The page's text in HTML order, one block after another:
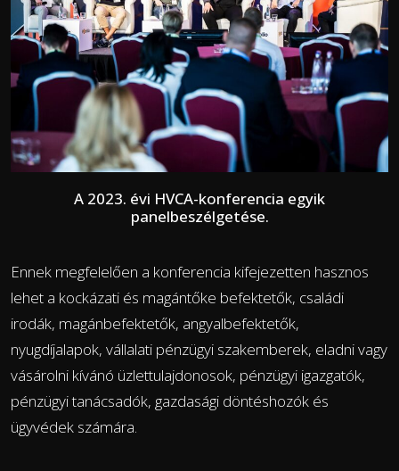
A 2023. évi HVCA-konferencia egyik
panelbeszélgetése.
Ennek megfelelően a konferencia kifejezetten hasznos
lehet a kockázati és magántőke befektetők, családi
irodák, magánbefektetők, angyalbefektetők,
nyugdíjalapok, vállalati pénzügyi szakemberek, eladni vagy
vásárolni kívánó üzlettulajdonosok, pénzügyi igazgatók,
pénzügyi tanácsadók, gazdasági döntéshozók és
ügyvédek számára.